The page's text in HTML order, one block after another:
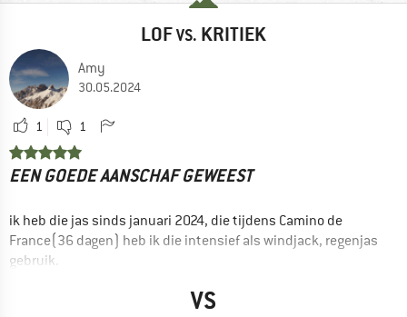
LOFVS. KRITIEK
Amy
30.05.2024
1 1
EEN GOEDE AANSCHAF GEWEEST
ik heb die jas sinds januari 2024, die tijdens Camino de
France(36 dagen) heb ik die intensief als windjack, regenjas
gebruik.
VS